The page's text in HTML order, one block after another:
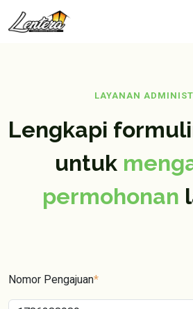
LAYANAN
Lengkapi
untuk
permohonan
Nomor Pengajuan*